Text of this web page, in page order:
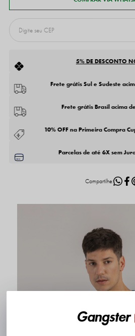
5% DE DESCONTO
Frete grátis Sul e Sudeste
Frete grátis Brasil acima
10% OFF na Primeira Compra
Parcelas de até 6X sem